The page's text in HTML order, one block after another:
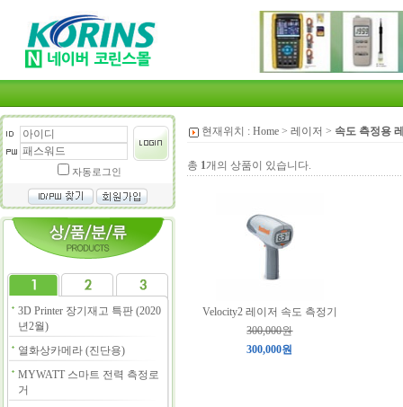
자동로그인
3D Printer 장기재고 특판 (2020
년2월)
열화상카메라 (진단용)
MYWATT 스마트 전력 측정로
거
현재위치 : Home > 레이저 > 속도 측정용
총 1개의 상품이 있습니다.
Velocity2 레이저 속도 측정기
300,000원
300,000원